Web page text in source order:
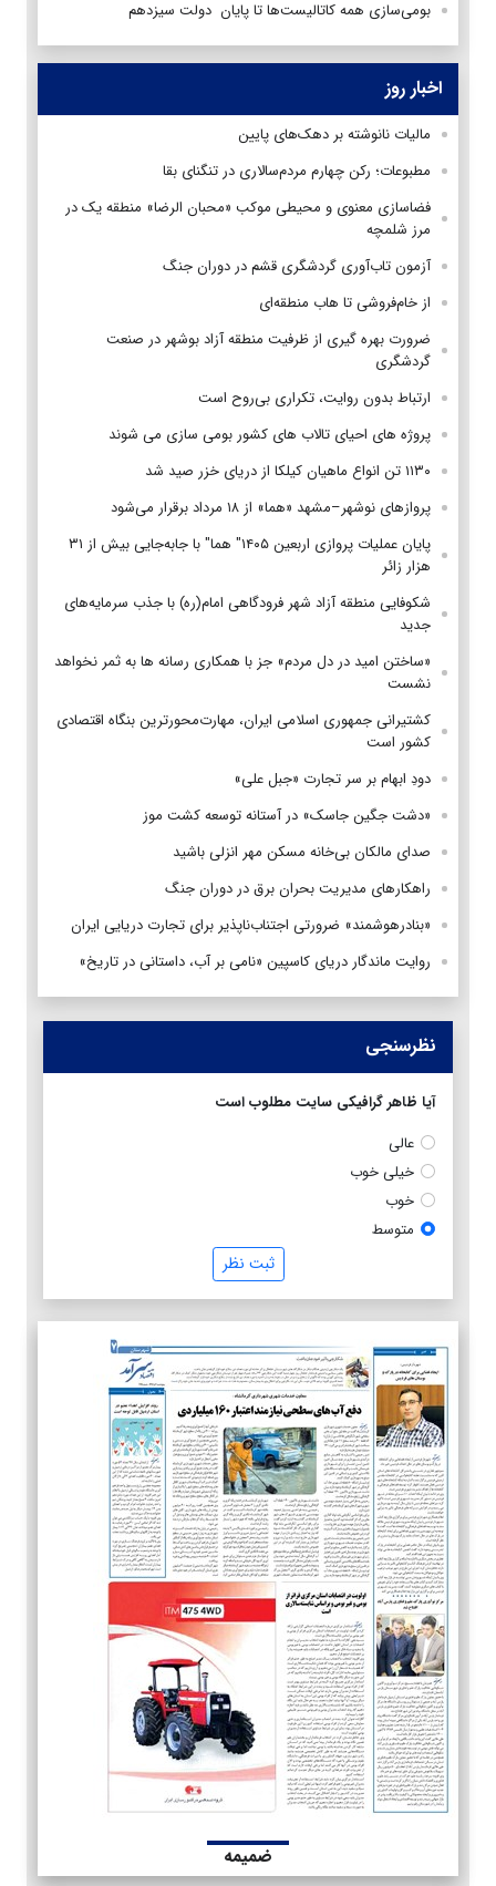
بومی‌سازی همه کاتالیست‌ها تا پایان دولت سیزدهم
اخبار روز
مالیات نانوشته بر دهک‌های پایین
مطبوعات؛ رکن چهارم مردم‌سالاری در تنگنای بقا
فضاسازی معنوی و محیطی موکب «محبان الرضا» منطقه یک در
مرز شلمچه
آزمون تاب‌آوری گردشگری قشم در دوران جنگ
از خام‌فروشی تا هاب منطقه‌ای
ضرورت بهره گیری از ظرفیت منطقه آزاد بوشهر در صنعت
گردشگری
ارتباط بدون روایت، تکراری بی‌روح است
پروژه های احیای تالاب های کشور بومی سازی می شوند
۱۱۳۰ تن انواع ماهیان کیلکا از دریای خزر صید شد
پروازهای نوشهر–مشهد «هما» از ۱۸ مرداد برقرار می‌شود
پایان عملیات پروازی اربعین ۱۴۰۵" هما" با جابه‌جایی بیش از ۳۱
هزار زائر
شکوفایی منطقه آزاد شهر فرودگاهی امام(ره) با جذب سرمایه‌های
جدید
«ساختن امید در دل مردم» جز با همکاری رسانه ها به ثمر نخواهد
نشست
کشتیرانی جمهوری اسلامی ایران، مهارت‌محورترین بنگاه اقتصادی
کشور است
دودِ ابهام بر سر تجارت «جبل علی»
«دشت جگین جاسک» در آستانه توسعه کشت موز
صدای مالکان بی‌خانه مسکن مهر انزلی باشید
راهکارهای مدیریت بحران برق در دوران جنگ
«بنادرهوشمند» ضرورتی اجتناب‌ناپذیر برای تجارت دریایی ایران
روایت ماندگار دریای کاسپین «نامی بر آب، داستانی در تاریخ»
نظرسنجی
آیا ظاهر گرافیکی سایت مطلوب است
عالی
خیلی خوب
خوب
متوسط
ثبت نظر
ضمیمه